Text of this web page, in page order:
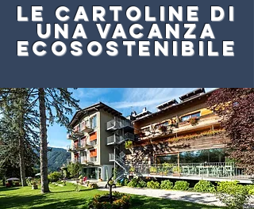
le cartoline di
una vacanza
ecosostenibile